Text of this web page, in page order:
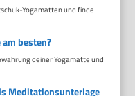
Yogamatten und finde
besten?
deiner Yogamatte und
Meditationsunterlage